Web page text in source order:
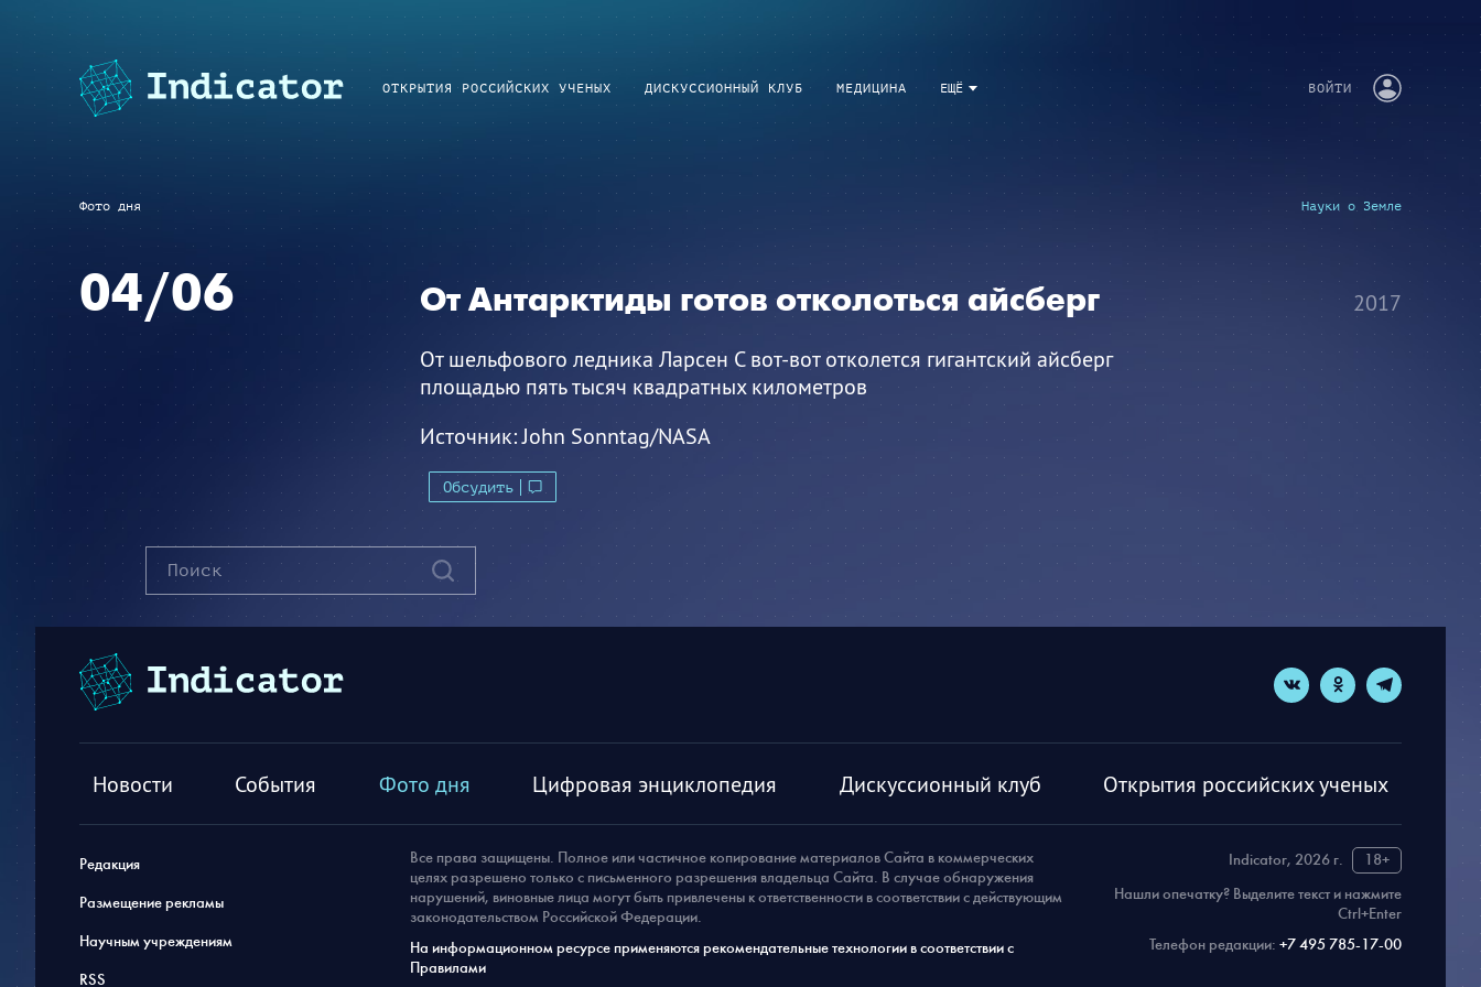
ЕЩЁ
ОТКРЫТИЯ РОССИЙСКИХ УЧЕНЫХ ДИСКУССИОННЫЙ КЛУБ МЕДИЦИНА ВОЙТИ
Фото дня Науки о Земле
04/06 От Антарктиды готов отколоться айсберг
От шельфового ледника Ларсен С вот-вот отколется гигантский айсберг
площадью пять тысяч квадратных километров
Источник:John Sonntag/NASA
Обсудить
2017
Новости События Фото дня Цифровая энциклопедия Дискуссионный клуб Открытия российских ученых
Редакция
Размещение рекламы
Научным учреждениям
RSS
Indicator, 2026 г.
18+
Нашли опечатку? Выделите текст и нажмите
Ctrl+Enter
Телефон редакции: +7 495 785-17-00
Все права защищены. Полное или частичное копирование материалов Сайта в коммерческих
целях разрешено только с письменного разрешения владельца Сайта. В случае обнаружения
нарушений, виновные лица могут быть привлечены к ответственности в соответствии с действующим
законодательством Российской Федерации.
На информационном ресурсе применяются рекомендательные технологии в соответствии с
Правилами